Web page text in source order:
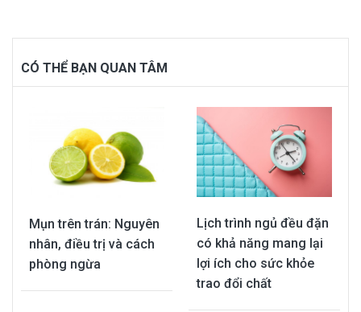
CÓ THỂ BẠN QUAN TÂM
Mụn trên trán: Nguyên
nhân, điều trị và cách
phòng ngừa
Lịch trình ngủ đều đặn
có khả năng mang lại
lợi ích cho sức khỏe
trao đổi chất